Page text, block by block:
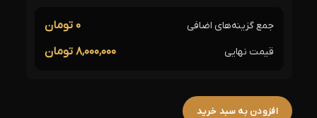
جمع گزینه‌های اضافی ۰ تومان
قیمت نهایی ۸٬۰۰۰٬۰۰۰ تومان
افزودن به سبد خرید